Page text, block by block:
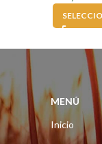
MENÚ
Inicio